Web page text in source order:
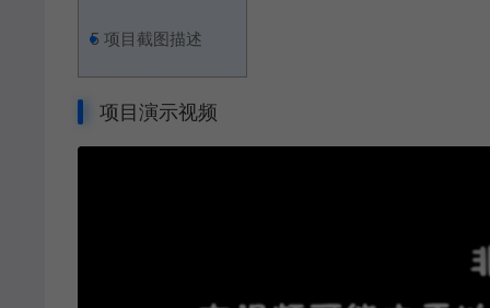
5 项目截图描述
项目演示视频